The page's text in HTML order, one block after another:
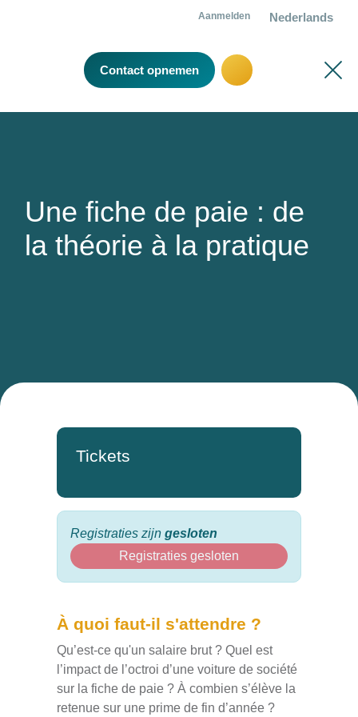
Aanmelden Nederlands
Contact opnemen
Une fiche de paie : de la
théorie à la pratique
Tickets
Registraties zijngesloten
Registraties gesloten
À quoi faut-il s'attendre ?
Qu’est-ce qu'un salaire brut ? Quel est
l’impact de l’octroi d’une voiture de société
sur la fiche de paie ? À combien s’élève la
retenue sur une prime de fin d’année ? Quel